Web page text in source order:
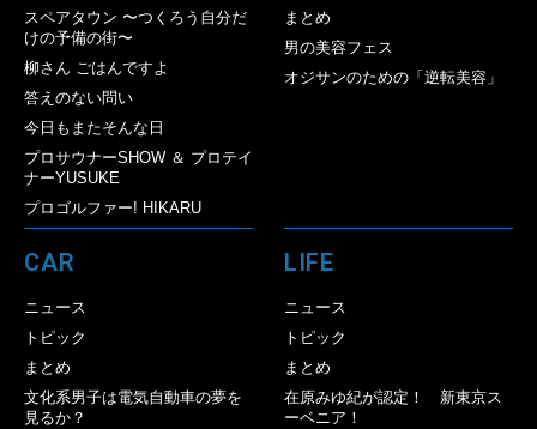
スペアタウン 〜つくろう自分だ
けの予備の街〜
柳さん ごはんですよ
答えのない問い
今日もまたそんな日
プロサウナーSHOW ＆ プロテイ
ナーYUSUKE
プロゴルファー! HIKARU
まとめ
男の美容フェス
オジサンのための「逆転美容」
CAR
ニュース
トピック
まとめ
文化系男子は電気自動車の夢を
見るか？
LIFE
ニュース
トピック
まとめ
在原みゆ紀が認定！ 新東京ス
ーベニア！